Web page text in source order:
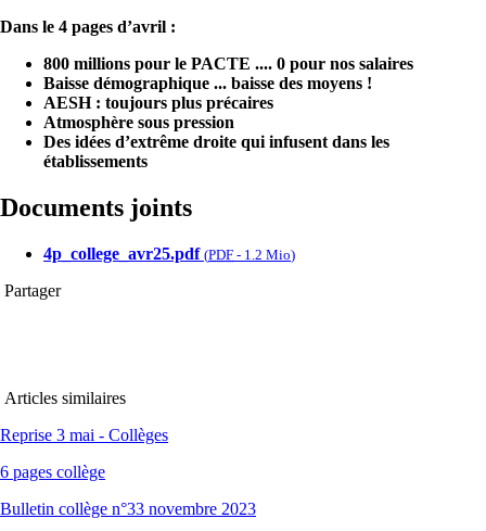
Dans le 4 pages d’avril :
800 millions pour le PACTE .... 0 pour nos salaires
Baisse démographique ... baisse des moyens !
AESH : toujours plus précaires
Atmosphère sous pression
Des idées d’extrême droite qui infusent dans les
établissements
Documents joints
4p_college_avr25.pdf (PDF - 1.2 Mio)
Partager
Articles similaires
Reprise 3 mai - Collèges
6 pages collège
Bulletin collège n°33 novembre 2023